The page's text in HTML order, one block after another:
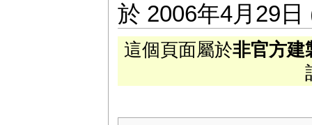
於 2006年4月29
這個頁面屬於非官方建